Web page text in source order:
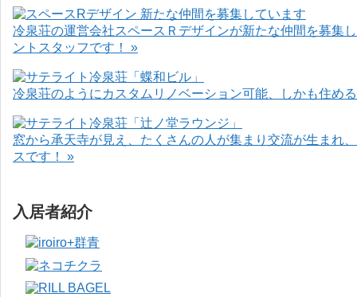
冷泉荘の運営会社スペースＲデザインが新たな仲間を募集
ントスタッフです！ »
冷泉荘のようにカスタムリノベーション可能、しかも住め
窓から承天寺が見え、たくさんの人が集まり交流が生まれ
スです！ »
入居者紹介